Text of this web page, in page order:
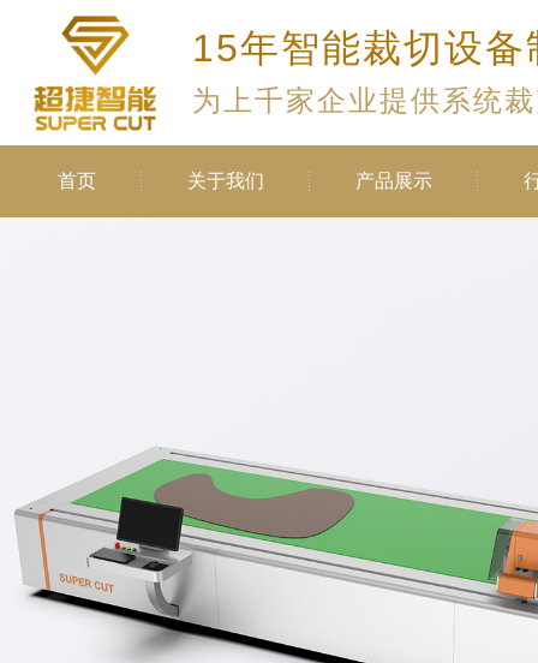
15年智能裁切设备
为上千家企业提供系统
首页 关于我们 产品展示